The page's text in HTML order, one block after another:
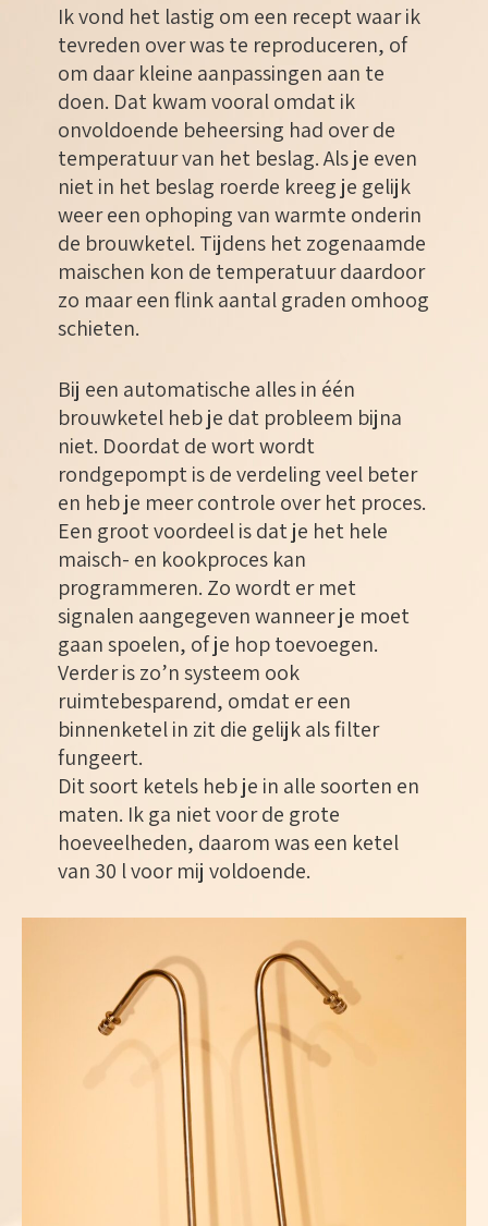
Ik vond het lastig om een recept waar ik
tevreden over was te reproduceren, of
om daar kleine aanpassingen aan te
doen. Dat kwam vooral omdat ik
onvoldoende beheersing had over de
temperatuur van het beslag. Als je even
niet in het beslag roerde kreeg je gelijk
weer een ophoping van warmte onderin
de brouwketel. Tijdens het zogenaamde
maischen kon de temperatuur daardoor
zo maar een flink aantal graden omhoog
schieten.
Bij een automatische alles in één
brouwketel heb je dat probleem bijna
niet. Doordat de wort wordt
rondgepompt is de verdeling veel beter
en heb je meer controle over het proces.
Een groot voordeel is dat je het hele
maisch- en kookproces kan
programmeren. Zo wordt er met
signalen aangegeven wanneer je moet
gaan spoelen, of je hop toevoegen.
Verder is zo’n systeem ook
ruimtebesparend, omdat er een
binnenketel in zit die gelijk als filter
fungeert.
Dit soort ketels heb je in alle soorten en
maten. Ik ga niet voor de grote
hoeveelheden, daarom was een ketel
van 30 l voor mij voldoende.